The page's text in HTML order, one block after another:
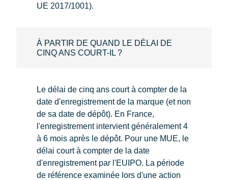
UE 2017/1001).
À PARTIR DE QUAND LE DÉLAI DE
CINQ ANS COURT-IL ?
Le délai de cinq ans court à compter de la
date d'enregistrement de la marque (et non
de sa date de dépôt). En France,
l'enregistrement intervient généralement 4
à 6 mois après le dépôt. Pour une MUE, le
délai court à compter de la date
d'enregistrement par l'EUIPO. La période
de référence examinée lors d'une action